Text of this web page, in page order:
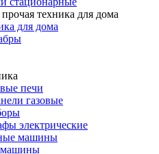
техника для дома
для дома
печи
газовые
электрические
машины
машины